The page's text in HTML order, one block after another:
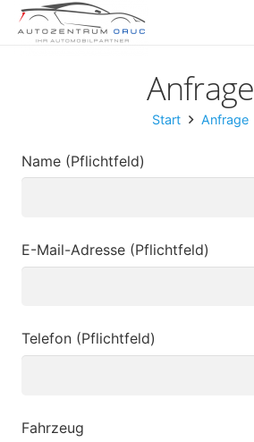
Anfrage
Start Anfrage
Name (Pflichtfeld)
E-Mail-Adresse (Pflichtfeld)
Telefon (Pflichtfeld)
Fahrzeug